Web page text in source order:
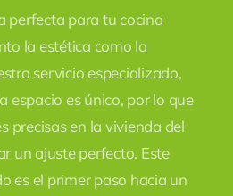
perfecta para tu cocina
la estética como la
servicio especializado,
espacio es único, por lo que
precisas en la vivienda del
un ajuste perfecto. Este
es el primer paso hacia un